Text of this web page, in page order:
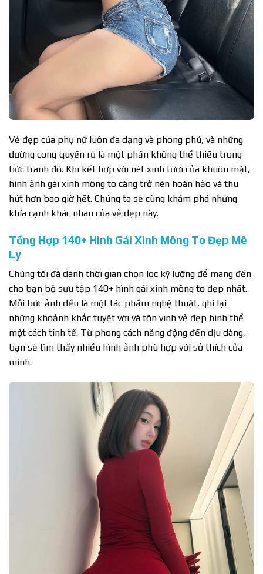
Vẻ đẹp của phụ nữ luôn đa dạng và phong phú, và những
đường cong quyến rũ là một phần không thể thiếu trong
bức tranh đó. Khi kết hợp với nét xinh tươi của khuôn mặt,
hình ảnh gái xinh mông to càng trở nên hoàn hảo và thu
hút hơn bao giờ hết. Chúng ta sẽ cùng khám phá những
khía cạnh khác nhau của vẻ đẹp này.
Tổng Hợp 140+ Hình Gái Xinh Mông To Đẹp Mê
Ly
Chúng tôi đã dành thời gian chọn lọc kỹ lưỡng để mang đến
cho bạn bộ sưu tập 140+ hình gái xinh mông to đẹp nhất.
Mỗi bức ảnh đều là một tác phẩm nghệ thuật, ghi lại
những khoảnh khắc tuyệt vời và tôn vinh vẻ đẹp hình thể
một cách tinh tế. Từ phong cách năng động đến dịu dàng,
bạn sẽ tìm thấy nhiều hình ảnh phù hợp với sở thích của
mình.